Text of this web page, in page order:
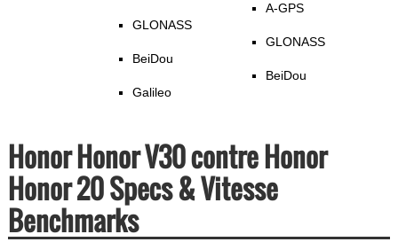
GLONASS
BeiDou
Galileo
A-GPS
GLONASS
BeiDou
Honor Honor V30 contre Honor
Honor 20 Specs & Vitesse
Benchmarks